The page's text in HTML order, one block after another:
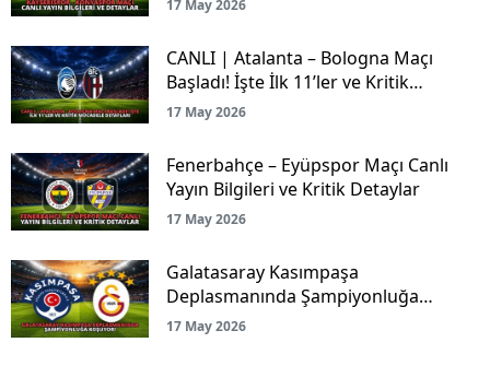
17 May 2026
CANLI | Atalanta – Bologna Maçı
Başladı! İşte İlk 11’ler ve Kritik
Mücadele Detayları
17 May 2026
Fenerbahçe – Eyüpspor Maçı Canlı
Yayın Bilgileri ve Kritik Detaylar
17 May 2026
Galatasaray Kasımpaşa
Deplasmanında Şampiyonluğa
Koşuyor!
17 May 2026